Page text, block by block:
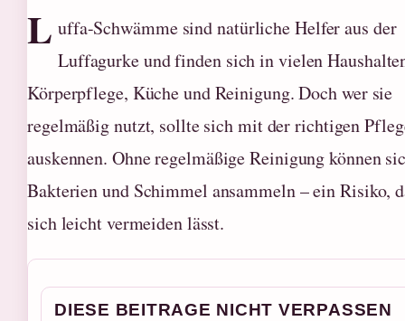
L uffa-Schwämme sind natürliche Helfer aus der
Luffagurke und finden sich in vielen
Körperpflege, Küche und Reinigung. Doch wer sie
regelmäßig nutzt, sollte sich mit der richtigen
auskennen. Ohne regelmäßige Reinigung können
Bakterien und Schimmel ansammeln – ein Risiko,
sich leicht vermeiden lässt.
DIESE BEITRAGE NICHT VERPASSEN